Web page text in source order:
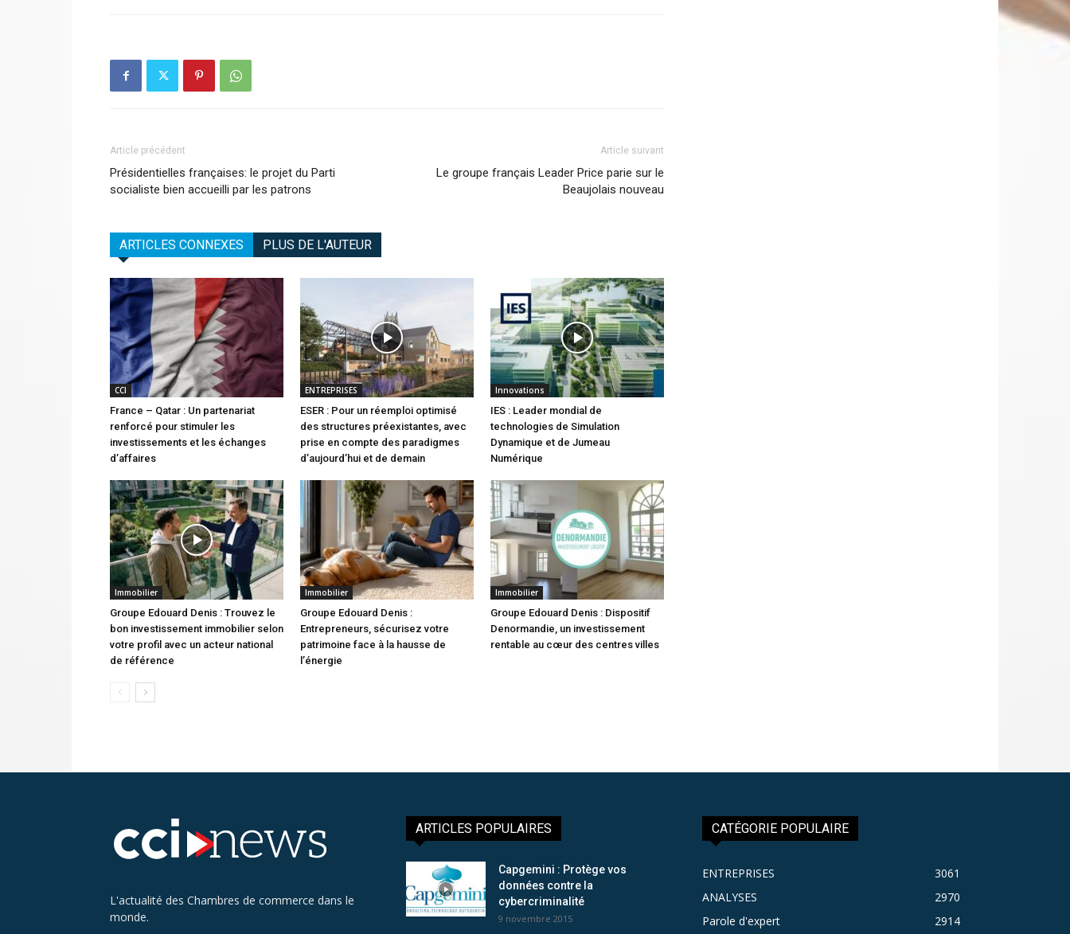
Article précédent
Présidentielles françaises: le projet du Parti
socialiste bien accueilli par les patrons
Article suivant
Le groupe français Leader Price parie sur le
Beaujolais nouveau
ARTICLES CONNEXES PLUS DE L'AUTEUR
CCI
France – Qatar : Un partenariat
renforcé pour stimuler les
investissements et les échanges
d’affaires
ENTREPRISES
ESER : Pour un réemploi optimisé
des structures préexistantes, avec
prise en compte des paradigmes
d’aujourd’hui et de demain
Innovations
IES : Leader mondial de
technologies de Simulation
Dynamique et de Jumeau
Numérique
Immobilier
Groupe Edouard Denis : Trouvez le
bon investissement immobilier selon
votre profil avec un acteur national
de référence
Immobilier
Groupe Edouard Denis :
Entrepreneurs, sécurisez votre
patrimoine face à la hausse de
l’énergie
Immobilier
Groupe Edouard Denis : Dispositif
Denormandie, un investissement
rentable au cœur des centres villes
L'actualité des Chambres de commerce dans le
monde.
ARTICLES POPULAIRES
Capgemini : Protège vos
données contre la
cybercriminalité
9 novembre 2015
CATÉGORIE POPULAIRE
ENTREPRISES
3061
ANALYSES
2970
Parole d'expert
2914